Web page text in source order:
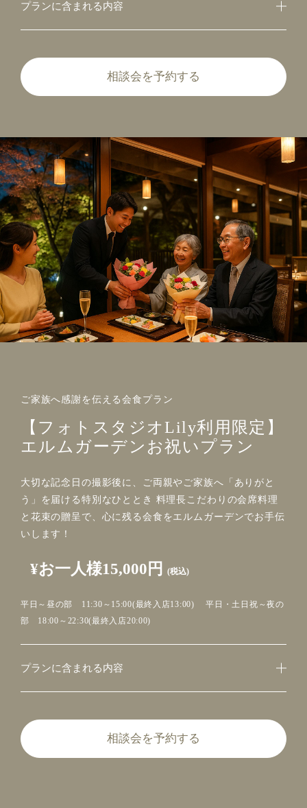
プランに含まれる内容
相談会を予約する
ご家族へ感謝を伝える会食プラン
【フォトスタジオLily利用限定】
エルムガーデンお祝いプラン
大切な記念日の撮影後に、ご両親やご家族へ「ありがと
う」を届ける特別なひととき 料理長こだわりの会席料理
と花束の贈呈で、心に残る会食をエルムガーデンでお手伝
いします！
¥お一人様15,000円 (税込)
平日～昼の部 11:30～15:00(最終入店13:00) 平日・土日祝～夜の
部 18:00～22:30(最終入店20:00)
プランに含まれる内容
相談会を予約する